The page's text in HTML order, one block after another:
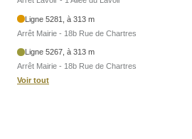
Ligne 5281, à 313 m
Arrêt Mairie - 18b Rue de Chartres
Ligne 5267, à 313 m
Arrêt Mairie - 18b Rue de Chartres
Voir tout